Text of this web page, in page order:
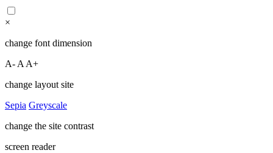
×
change font dimension
A- A A+
change layout site
Sepia Greyscale
change the site contrast
screen reader